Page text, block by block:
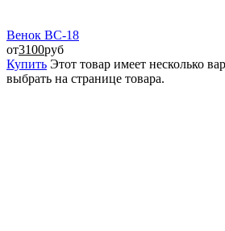
Венок ВС-18
от3100руб
Купить Этот товар имеет несколько
выбрать на странице товара.